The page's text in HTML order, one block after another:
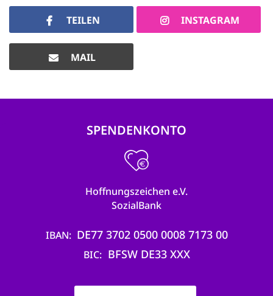
TEILEN INSTAGRAM
MAIL
SPENDENKONTO
Hoffnungszeichen e.V.
SozialBank
IBAN DE77 3702 0500 0008 7173 00
BIC BFSW DE33 XXX